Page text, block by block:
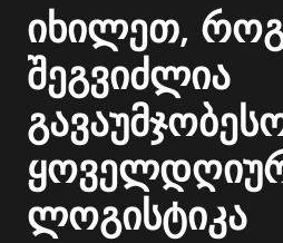
იხილეთ,
შეგვიძლია
ლოგისტიკა